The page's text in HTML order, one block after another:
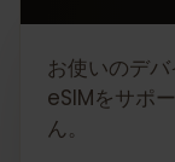
お使いのデバ
eSIMをサポ
ん。